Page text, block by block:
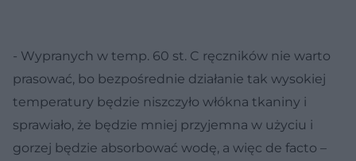
- Wypranych w temp. 60 st. C ręczników nie warto
prasować, bo bezpośrednie działanie tak wysokiej
temperatury będzie niszczyło włókna tkaniny i
sprawiało, że będzie mniej przyjemna w użyciu i
gorzej będzie absorbować wodę, a więc de facto –